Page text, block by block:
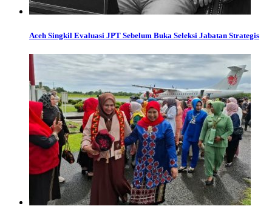
Aceh Singkil Evaluasi JPT Sebelum Buka Seleksi Jabatan Strategis